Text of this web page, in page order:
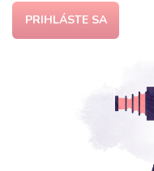
PRIHLÁSTE SA